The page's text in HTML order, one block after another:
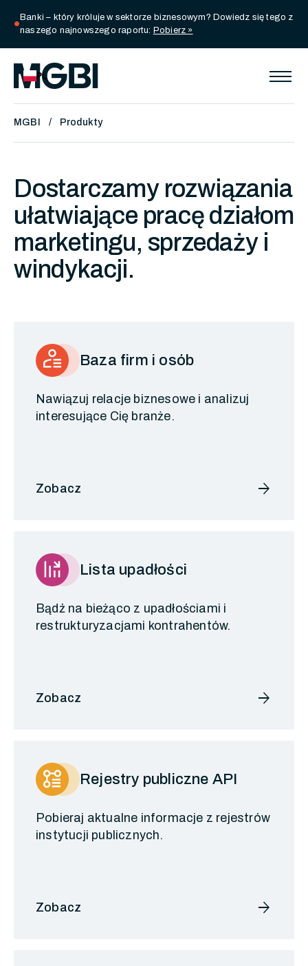
circle
Banki – który króluje w sektorze biznesowym? Dowiedz się tego z
naszego najnowszego raportu: Pobierz »
PL
MGBI Produkty
Dostarczamy rozwiązania
ułatwiające pracę działom
marketingu, sprzedaży i
windykacji.
Baza firm i osób
Nawiązuj relacje biznesowe i analizuj
interesujące Cię branże.
Zobacz arrow_forward
Lista upadłości
Bądź na bieżąco z upadłościami i
restrukturyzacjami kontrahentów.
Zobacz arrow_forward
Rejestry publiczne API
Pobieraj aktualne informacje z rejestrów
instytucji publicznych.
Zobacz arrow_forward